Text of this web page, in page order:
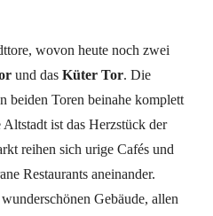
wovon heute noch zwei
und das Küter Tor. Die
beiden Toren beinahe komplett
ist das Herzstück der
reihen sich urige Cafés und
Restaurants aneinander.
Gebäude, allen